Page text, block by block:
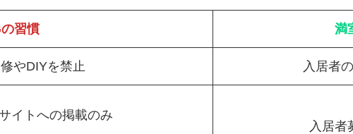
習慣 満
やDIYを禁止 入居者
イトへの掲載のみ
入居者